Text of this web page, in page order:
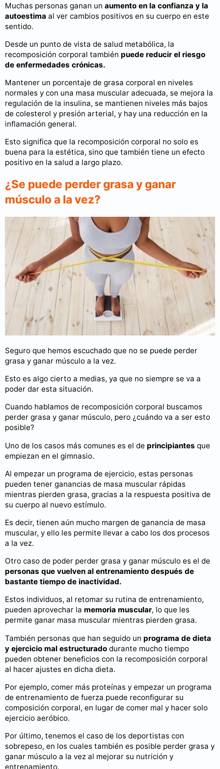
Muchas personas ganan un aumento en la confianza y la
autoestima al ver cambios positivos en su cuerpo en este
sentido.
Desde un punto de vista de salud metabólica, la
recomposición corporal también puede reducir el riesgo
de enfermedades crónicas.
Mantener un porcentaje de grasa corporal en niveles
normales y con una masa muscular adecuada, se mejora la
regulación de la insulina, se mantienen niveles más bajos
de colesterol y presión arterial, y hay una reducción en la
inflamación general.
Esto significa que la recomposición corporal no solo es
buena para la estética, sino que también tiene un efecto
positivo en la salud a largo plazo.
¿Se puede perder grasa y ganar
músculo a la vez?
Seguro que hemos escuchado que no se puede perder
grasa y ganar músculo a la vez.
Esto es algo cierto a medias, ya que no siempre se va a
poder dar esta situación.
Cuando hablamos de recomposición corporal buscamos
perder grasa y ganar músculo, pero ¿cuándo va a ser esto
posible?
Uno de los casos más comunes es el de principiantes que
empiezan en el gimnasio.
Al empezar un programa de ejercicio, estas personas
pueden tener ganancias de masa muscular rápidas
mientras pierden grasa, gracias a la respuesta positiva de
su cuerpo al nuevo estímulo.
Es decir, tienen aún mucho margen de ganancia de masa
muscular, y ello les permite llevar a cabo los dos procesos
a la vez.
Otro caso de poder perder grasa y ganar músculo es el de
personas que vuelven al entrenamiento después de
bastante tiempo de inactividad.
Estos individuos, al retomar su rutina de entrenamiento,
pueden aprovechar la memoria muscular, lo que les
permite ganar masa muscular mientras pierden grasa.
También personas que han seguido un programa de dieta
y ejercicio mal estructurado durante mucho tiempo
pueden obtener beneficios con la recomposición corporal
al hacer ajustes en dicha dieta.
Por ejemplo, comer más proteínas y empezar un programa
de entrenamiento de fuerza puede reconfigurar su
composición corporal, en lugar de comer mal y hacer solo
ejercicio aeróbico.
Por último, tenemos el caso de los deportistas con
sobrepeso, en los cuales también es posible perder grasa y
ganar músculo a la vez al mejorar su nutrición y
entrenamiento.